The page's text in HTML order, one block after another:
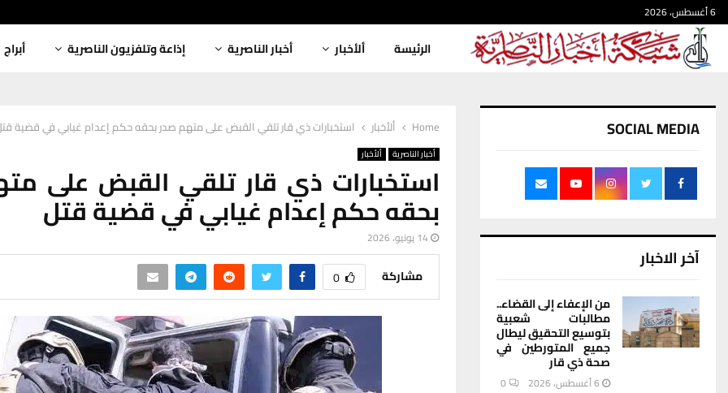
6 أغسطس، 2026
الرئيسة ألأخبار أخبار الناصرية إذاعة وتلفزيون الناصرية أبراج
Home ألأخبار استخبارات ذي قار تلقي القبض على متهم صدر بحقه حكم إعدام غيابي في قضية
أخبار الناصرية ألأخبار
استخبارات ذي قار تلقي القبض على
بحقه حكم إعدام غيابي في قضية قتل
14 يونيو، 2026
مشاركة 0
SOCIAL MEDIA
آخر الاخبار
من الإعفاء إلى القضاء..
مطالبات شعبية
بتوسيع التحقيق ليطال
جميع المتورطين في
صحة ذي قار
6 أغسطس، 2026 0